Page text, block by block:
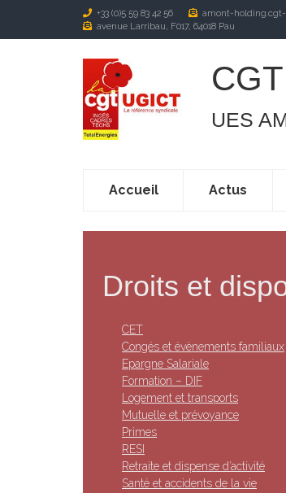
+33 (0)5 59 83 42 56
amont-holding.cgt-
avenue Larribau, F017, 64018 Pau
UES
Accueil Actus
Droits et
CET
Congés et évènements familiaux
Epargne Salariale
Formation – DIF
Logement et transports
Mutuelle et prévoyance
Primes
RESI
Retraite et dispense d’activité
Santé et accidents de la vie